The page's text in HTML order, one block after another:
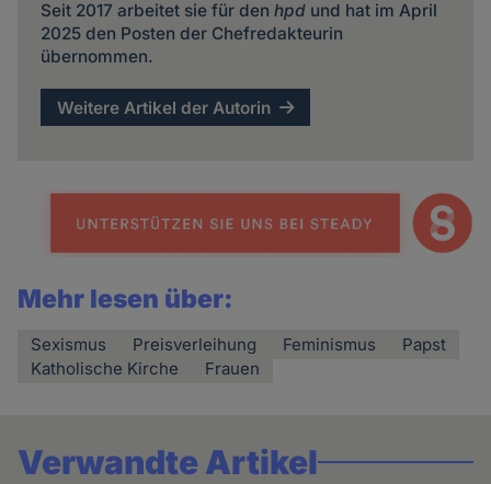
Seit 2017 arbeitet sie für den hpdund hat im April
2025 den Posten der Chefredakteurin
übernommen.
Weitere Artikel der Autorin
Mehr lesen über:
Sexismus Preisverleihung Feminismus
Papst
Katholische Kirche
Frauen
Verwandte Artikel